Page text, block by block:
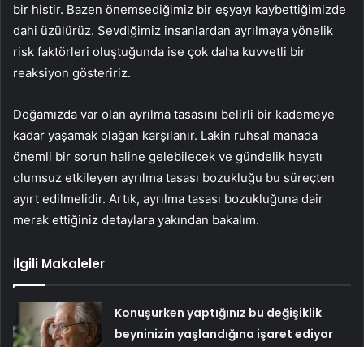
bir histir. Bazen önemsediğimiz bir eşyayı kaybettiğimizde
dahi üzülürüz. Sevdiğimiz insanlardan ayrılmaya yönelik
risk faktörleri oluştuğunda ise çok daha kuvvetli bir
reaksiyon gösteririz.
Doğamızda var olan ayrılma tasasını belirli bir kademeye
kadar yaşamak olağan karşılanır. Lakin ruhsal manada
önemli bir sorun haline gelebilecek ve gündelik hayatı
olumsuz etkileyen ayrılma tasası bozukluğu bu süreçten
ayırt edilmelidir. Artık, ayrılma tasası bozukluğuna dair
merak ettiğiniz detaylara yakından bakalım.
İlgili Makaleler
Konuşurken yaptığınız bu değişiklik
beyninizin yaşlandığına işaret ediyor